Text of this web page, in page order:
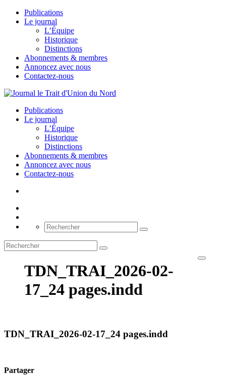
Publications
Le journal
L’Équipe
Historique
Distinctions
Abonnements & membres
Annoncez avec nous
Contactez-nous
Publications
Le journal
L’Équipe
Historique
Distinctions
Abonnements & membres
Annoncez avec nous
Contactez-nous
TDN_TRAI_2026-02-
17_24 pages.indd
TDN_TRAI_2026-02-17_24 pages.indd
Partager